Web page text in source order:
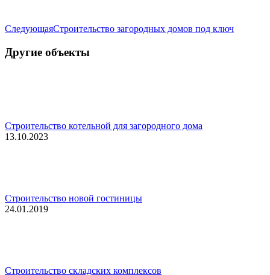
СледующаяСледующая
Строительство загородных домов под ключ
Другие объекты
Строительство котельной для загородного дома
13.10.2023
Строительство новой гостиницы
24.01.2019
Строительство складских комплексов